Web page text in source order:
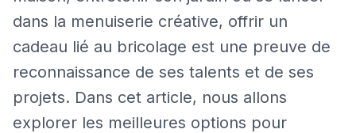
dans la menuiserie créative, offrir un
cadeau lié au bricolage est une preuve de
reconnaissance de ses talents et de ses
projets. Dans cet article, nous allons
explorer les meilleures options pour